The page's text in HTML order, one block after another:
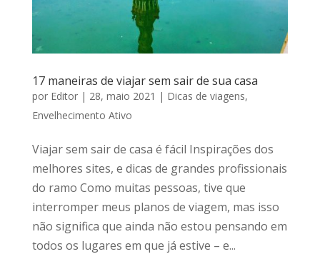
17 maneiras de viajar sem sair de sua casa
por Editor| 28, maio 2021 | Dicas de viagens,
Envelhecimento Ativo
Viajar sem sair de casa é fácil Inspirações dos
melhores sites, e dicas de grandes profissionais
do ramo Como muitas pessoas, tive que
interromper meus planos de viagem, mas isso
não significa que ainda não estou pensando em
todos os lugares em que já estive – e...